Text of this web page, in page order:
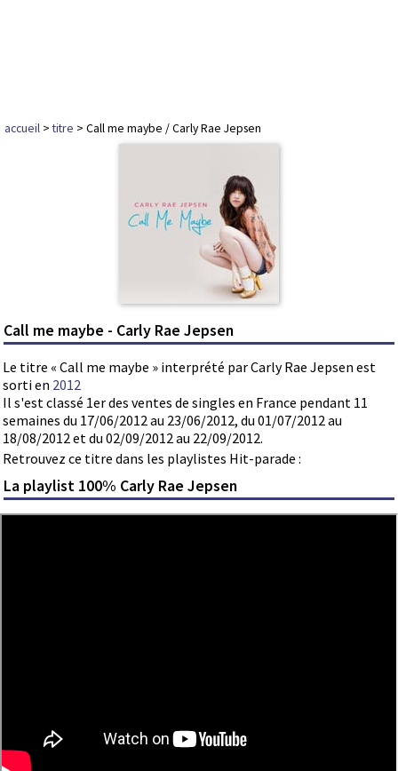
accueil >titre > Call me maybe / Carly Rae Jepsen
Call me maybe - Carly Rae Jepsen
Le titre « Call me maybe » interprété par Carly Rae Jepsen est
sorti en 2012
Il s'est classé 1er des ventes de singles en France pendant 11
semaines du 17/06/2012 au 23/06/2012, du 01/07/2012 au
18/08/2012 et du 02/09/2012 au 22/09/2012.
Retrouvez ce titre dans les playlistes Hit-parade :
La playlist 100% Carly Rae Jepsen